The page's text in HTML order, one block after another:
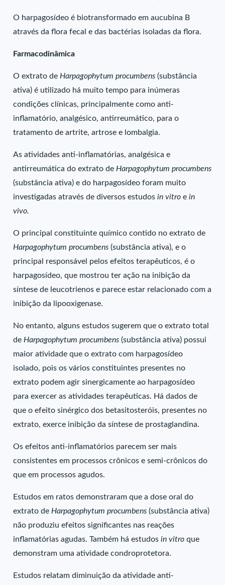
O harpagosídeo é biotransformado em aucubina B
através da flora fecal e das bactérias isoladas da flora.
Farmacodinâmica
O extrato de Harpagophytum procumbens (substância
ativa) é utilizado há muito tempo para inúmeras
condições clínicas, principalmente como anti-
inflamatório, analgésico, antirreumático, para o
tratamento de artrite, artrose e lombalgia.
As atividades anti-inflamatórias, analgésica e
antirreumática do extrato de Harpagophytum procumbens
(substância ativa) e do harpagosídeo foram muito
investigadas através de diversos estudos in vitro e in
vivo.
O principal constituinte químico contido no extrato de
Harpagophytum procumbens (substância ativa), e o
principal responsável pelos efeitos terapêuticos, é o
harpagosídeo, que mostrou ter ação na inibição da
síntese de leucotrienos e parece estar relacionado com a
inibição da lipooxigenase.
No entanto, alguns estudos sugerem que o extrato total
de Harpagophytum procumbens (substância ativa) possui
maior atividade que o extrato com harpagosídeo
isolado, pois os vários constituintes presentes no
extrato podem agir sinergicamente ao harpagosídeo
para exercer as atividades terapêuticas. Há dados de
que o efeito sinérgico dos betasitosteróis, presentes no
extrato, exerce inibição da síntese de prostaglandina.
Os efeitos anti-inflamatórios parecem ser mais
consistentes em processos crônicos e semi-crônicos do
que em processos agudos.
Estudos em ratos demonstraram que a dose oral do
extrato de Harpagophytum procumbens(substância ativa)
não produziu efeitos significantes nas reações
inflamatórias agudas. Também há estudosin vitroque
demonstram uma atividade condroprotetora.
Estudos relatam diminuição da atividade anti-